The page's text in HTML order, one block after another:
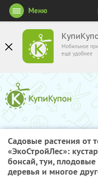
Мобильное
ещё удобнее
Меню
Садовые растения от
«ЭкоСтройЛес»:
бонсай, туи,
деревья и многое